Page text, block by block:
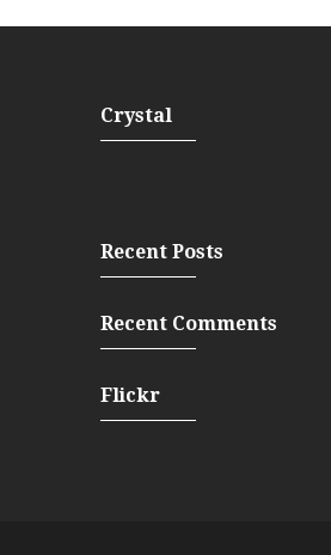
Crystal
Recent Posts
Recent Comments
Flickr